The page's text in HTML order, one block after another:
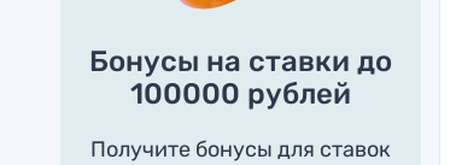
Бонусы на ставки до
100000 рублей
Получите бонусы для ставок